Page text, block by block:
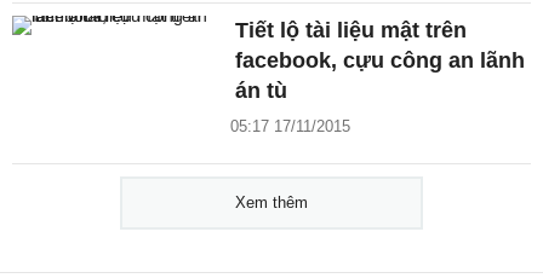
Tiết lộ tài liệu mật trên
facebook, cựu công an lãnh
án tù
05:17 17/11/2015
Xem thêm